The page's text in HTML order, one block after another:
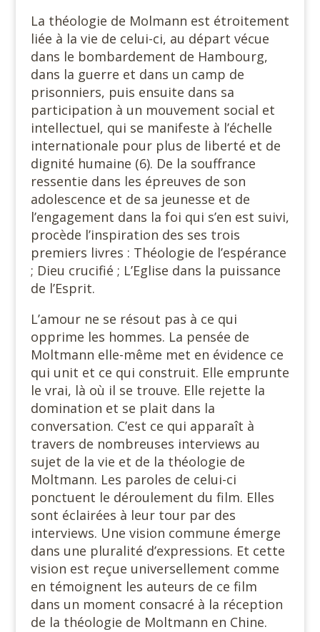
La théologie de Molmann est étroitement
liée à la vie de celui-ci, au départ vécue
dans le bombardement de Hambourg,
dans la guerre et dans un camp de
prisonniers, puis ensuite dans sa
participation à un mouvement social et
intellectuel, qui se manifeste à l’échelle
internationale pour plus de liberté et de
dignité humaine (6). De la souffrance
ressentie dans les épreuves de son
adolescence et de sa jeunesse et de
l’engagement dans la foi qui s’en est suivi,
procède l’inspiration des ses trois
premiers livres : Théologie de l’espérance
; Dieu crucifié ; L’Eglise dans la puissance
de l’Esprit.
L’amour ne se résout pas à ce qui
opprime les hommes. La pensée de
Moltmann elle-même met en évidence ce
qui unit et ce qui construit. Elle emprunte
le vrai, là où il se trouve. Elle rejette la
domination et se plait dans la
conversation. C’est ce qui apparaît à
travers de nombreuses interviews au
sujet de la vie et de la théologie de
Moltmann. Les paroles de celui-ci
ponctuent le déroulement du film. Elles
sont éclairées à leur tour par des
interviews. Une vision commune émerge
dans une pluralité d’expressions. Et cette
vision est reçue universellement comme
en témoignent les auteurs de ce film
dans un moment consacré à la réception
de la théologie de Moltmann en Chine.